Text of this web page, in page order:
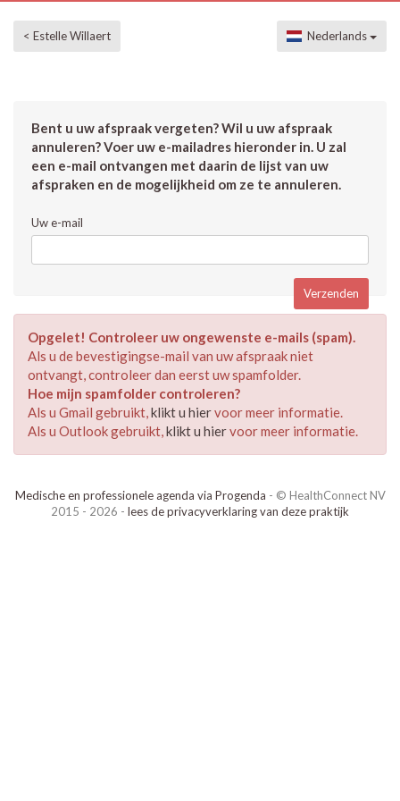
< Estelle Willaert Nederlands
Bent u uw afspraak vergeten? Wil u uw afspraak
annuleren? Voer uw e-mailadres hieronder in. U zal
een e-mail ontvangen met daarin de lijst van uw
afspraken en de mogelijkheid om ze te annuleren.
Uw e-mail
Opgelet! Controleer uw ongewenste e-mails (spam).
Als u de bevestigingse-mail van uw afspraak niet
ontvangt, controleer dan eerst uw spamfolder.
Hoe mijn spamfolder controleren?
Als u Gmail gebruikt,klikt u hiervoor meer informatie.
Als u Outlook gebruikt,klikt u hiervoor meer informatie.
Medische en professionele agenda via Progenda - © HealthConnect NV
2015 - 2026 - lees de privacyverklaring van deze praktijk